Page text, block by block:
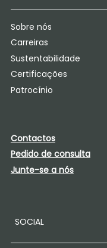
Sobre nós
Carreiras
Sustentabilidade
Certificações
Patrocínio
Contactos
Pedido de consulta
Junte-se a nós
SOCIAL